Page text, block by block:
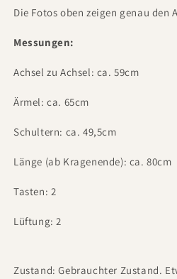
Die Fotos oben zeigen genau den
Messungen:
Achsel zu Achsel: ca. 59cm
Ärmel: ca. 65cm
Schultern: ca. 49,5cm
Länge (ab Kragenende): ca. 80cm
Tasten: 2
Lüftung: 2
Zustand: Gebrauchter Zustand.